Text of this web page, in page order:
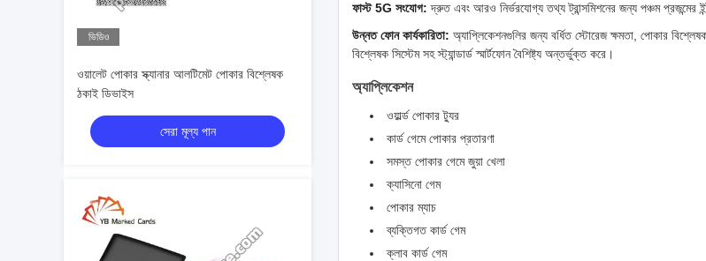
ভিডিও
ওয়ালেট পোকার স্ক্যানার আলটিমেট পোকার বিশ্লেষক
ঠকাই ডিভাইস
সেরা মূল্য পান
ফাস্ট 5G সংযোগ: দ্রুত এবং আরও নির্ভরযোগ্য তথ্য ট্রান্সমিশনের জন্য পঞ্চম প্রজন্মের
উন্নত ফোন কার্যকারিতা: অ্যাপ্লিকেশনগুলির জন্য বর্ধিত স্টোরেজ ক্ষমতা, পোকার
বিশ্লেষক সিস্টেম সহ স্ট্যান্ডার্ড স্মার্টফোন বৈশিষ্ট্য অন্তর্ভুক্ত করে।
অ্যাপ্লিকেশন
ওয়ার্ল্ড পোকার ট্যুর
কার্ড গেমে পোকার প্রতারণা
সমস্ত পোকার গেমে জুয়া খেলা
ক্যাসিনো গেম
পোকার ম্যাচ
ব্যক্তিগত কার্ড গেম
ক্লাব কার্ড গেম